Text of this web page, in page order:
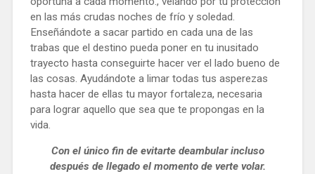
en las más crudas noches de frío y soledad.
Enseñándote a sacar partido en cada una de las
trabas que el destino pueda poner en tu inusitado
trayecto hasta conseguirte hacer ver el lado bueno de
las cosas. Ayudándote a limar todas tus asperezas
hasta hacer de ellas tu mayor fortaleza, necesaria
para lograr aquello que sea que te propongas en la
vida.
Con el único fin de evitarte deambular incluso
después de llegado el momento de verte volar.